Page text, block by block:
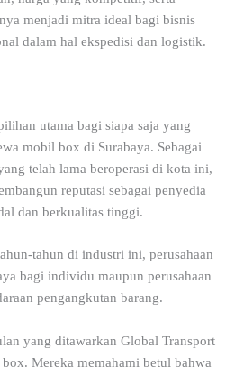
menjadi mitra ideal bagi bisnis
dalam hal ekspedisi dan logistik.
utama bagi siapa saja yang
mobil box di Surabaya. Sebagai
telah lama beroperasi di kota ini,
reputasi sebagai penyedia
dan berkualitas tinggi.
tahun di industri ini, perusahaan
bagi individu maupun perusahaan
pengangkutan barang.
yang ditawarkan Global Transport
Mereka memahami betul bahwa